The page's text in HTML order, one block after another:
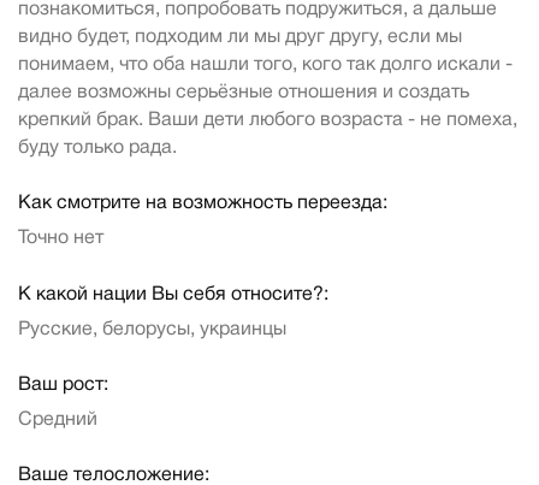
познакомиться, попробовать подружиться, а дальше
видно будет, подходим ли мы друг другу, если мы
понимаем, что оба нашли того, кого так долго искали -
далее возможны серьёзные отношения и создать
крепкий брак. Ваши дети любого возраста - не помеха,
буду только рада.
Как смотрите на возможность переезда:
Точно нет
К какой нации Вы себя относите?:
Русские, белорусы, украинцы
Ваш рост:
Средний
Ваше телосложение: